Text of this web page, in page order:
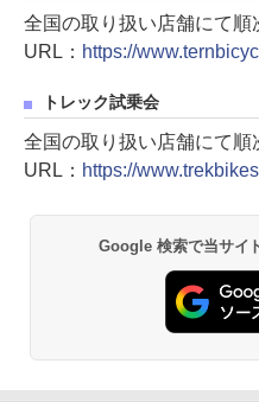
全国の取り扱い店舗にて順
URL： https://
トレック試乗会
全国の取り扱い店舗にて順
URL： https://
Google 検索で当サイ